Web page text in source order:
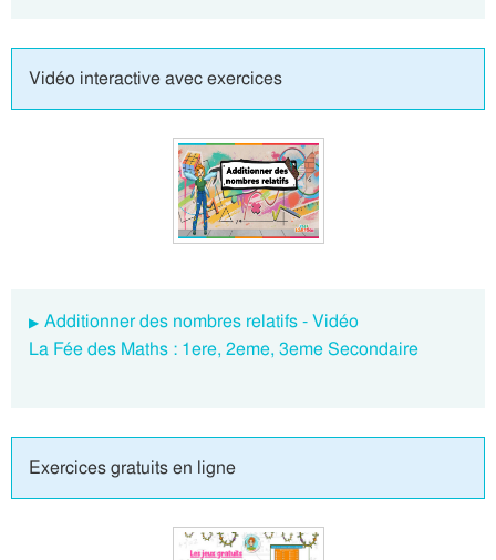
Vidéo interactive avec exercices
Additionner des nombres relatifs - Vidéo
La Fée des Maths : 1ere, 2eme, 3eme Secondaire
Exercices gratuits en ligne